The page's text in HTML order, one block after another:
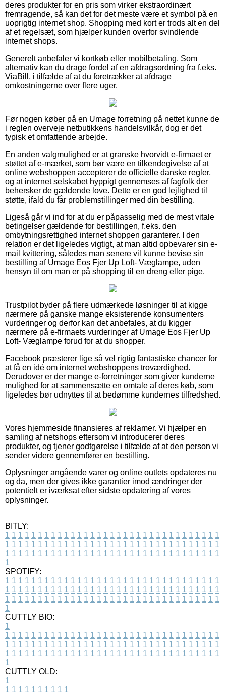
deres produkter for en pris som virker ekstraordinært
fremragende, så kan det for det meste være et symbol på en
uoprigtig internet shop. Shopping med kort er trods alt en del
af et regelsæt, som hjælper kunden overfor svindlende
internet shops.
Generelt anbefaler vi kortkøb eller mobilbetaling. Som
alternativ kan du drage fordel af en afdragsordning fra f.eks.
ViaBill, i tilfælde af at du foretrækker at afdrage
omkostningerne over flere uger.
Før nogen køber på en Umage forretning på nettet kunne de
i reglen overveje netbutikkens handelsvilkår, dog er det
typisk et omfattende arbejde.
En anden valgmulighed er at granske hvorvidt e-firmaet er
støttet af e-mærket, som bør være en tilkendegivelse af at
online webshoppen accepterer de officielle danske regler,
og at internet selskabet hyppigt gennemses af fagfolk der
behersker de gældende love. Dette er en god lejlighed til
støtte, ifald du får problemstillinger med din bestilling.
Ligeså går vi ind for at du er påpasselig med de mest vitale
betingelser gældende for bestillingen, f.eks. den
ombytningsrettighed internet shoppen garanterer. I den
relation er det ligeledes vigtigt, at man altid opbevarer sin e-
mail kvittering, således man senere vil kunne bevise sin
bestilling af Umage Eos Fjer Up Loft- Væglampe, uden
hensyn til om man er på shopping til en dreng eller pige.
Trustpilot byder på flere udmærkede løsninger til at kigge
nærmere på ganske mange eksisterende konsumenters
vurderinger og derfor kan det anbefales, at du kigger
nærmere på e-firmaets vurderinger af Umage Eos Fjer Up
Loft- Væglampe forud for at du shopper.
Facebook præsterer lige så vel rigtig fantastiske chancer for
at få en idé om internet webshoppens troværdighed.
Derudover er der mange e-forretninger som giver kunderne
mulighed for at sammensætte en omtale af deres køb, som
ligeledes bør udnyttes til at bedømme kundernes tilfredshed.
Vores hjemmeside finansieres af reklamer. Vi hjælper en
samling af netshops eftersom vi introducerer deres
produkter, og tjener godtgørelse i tilfælde af at den person vi
sender videre gennemfører en bestilling.
Oplysninger angående varer og online outlets opdateres nu
og da, men der gives ikke garantier imod ændringer der
potentielt er iværksat efter sidste opdatering af vores
oplysninger.
BITLY:
1 1 1 1 1 1 1 1 1 1 1 1 1 1 1 1 1 1 1 1 1 1 1 1 1 1 1 1 1 1 1 1 1
1 1 1 1 1 1 1 1 1 1 1 1 1 1 1 1 1 1 1 1 1 1 1 1 1 1 1 1 1 1 1 1 1
1 1 1 1 1 1 1 1 1 1 1 1 1 1 1 1 1 1 1 1 1 1 1 1 1 1 1 1 1 1 1 1 1
1
SPOTIFY:
1 1 1 1 1 1 1 1 1 1 1 1 1 1 1 1 1 1 1 1 1 1 1 1 1 1 1 1 1 1 1 1 1
1 1 1 1 1 1 1 1 1 1 1 1 1 1 1 1 1 1 1 1 1 1 1 1 1 1 1 1 1 1 1 1 1
1 1 1 1 1 1 1 1 1 1 1 1 1 1 1 1 1 1 1 1 1 1 1 1 1 1 1 1 1 1 1 1 1
1
CUTTLY BIO:
1
1 1 1 1 1 1 1 1 1 1 1 1 1 1 1 1 1 1 1 1 1 1 1 1 1 1 1 1 1 1 1 1 1
1 1 1 1 1 1 1 1 1 1 1 1 1 1 1 1 1 1 1 1 1 1 1 1 1 1 1 1 1 1 1 1 1
1 1 1 1 1 1 1 1 1 1 1 1 1 1 1 1 1 1 1 1 1 1 1 1 1 1 1 1 1 1 1 1 1
1
CUTTLY OLD:
1
1 1 1 1 1 1 1 1 1 1